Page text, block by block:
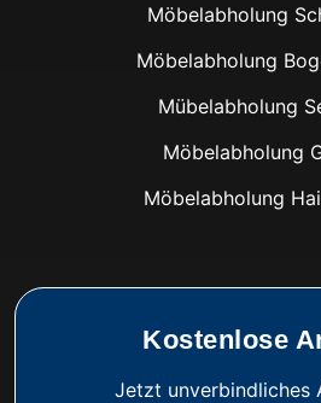
Möbelabholung
Möbelabholung
Mübelabholung
Möbelabholung
Möbelabholung
Kostenlose
Jetzt unverbindliches